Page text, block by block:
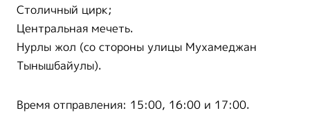
Столичный цирк;
Центральная мечеть.
Нурлы жол (со стороны улицы Мухамеджан
Тынышбайулы).
Время отправления: 15:00, 16:00 и 17:00.